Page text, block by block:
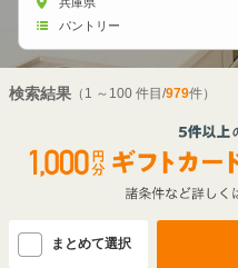
パントリー
検索結果 （1 ～100 件目/979件）
まとめて選択